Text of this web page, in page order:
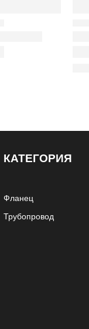
КАТЕГОРИЯ
Фланец
Трубопровод